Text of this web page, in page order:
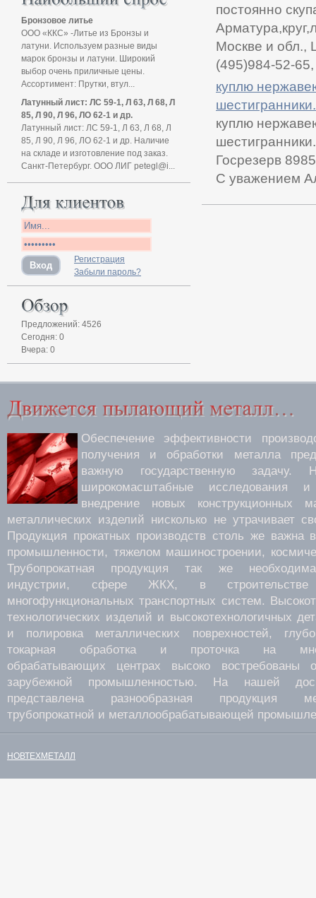
постоянно
Москве и обл.,
(495)984-52-
куплю
шестигранники.
куплю
Госрезерв
С уважением
Бронзовое литье
ООО «ККС» -Литье из Бронзы и
латуни. Используем разные виды
марок бронзы и латуни. Широкий
выбор очень приличные цены.
Ассортимент: Прутки, втул...
Латунный лист: ЛС 59-1, Л 63, Л 68, Л
85, Л 90, Л 96, ЛО 62-1 и др.
Латунный лист: ЛС 59-1, Л 63, Л 68, Л
85, Л 90, Л 96, ЛО 62-1 и др. Наличие
на складе и изготовление под заказ.
Санкт-Петербург. ООО ЛИГ petegl@i...
Регистрация
Забыли пароль?
Предложений: 4526
Сегодня: 0
Вчера: 0
Обеспечение эффективности
получения и обработки металла
важную государственную
широкомасштабные исследования
внедрение новых конструкционных
металлических изделий нисколько не утрачивает
Продукция прокатных производств столь же важна
промышленности, тяжелом машиностроении,
Трубопрокатная продукция так же
индустрии, сфере ЖКХ, в
многофункциональных транспортных систем.
технологических изделий и высокотехнологичных
и полировка металлических поврехностей,
токарная обработка и проточка на
обрабатывающих центрах высоко востребованы
зарубежной промышленностью. На нашей
представлена разнообразная продукция
трубопрокатной и металлообрабатывающей
НОВТЕХМЕТАЛЛ